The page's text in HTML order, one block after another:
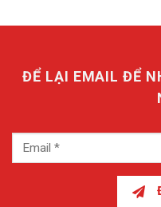
ĐỂ LẠI EMAIL ĐỂ